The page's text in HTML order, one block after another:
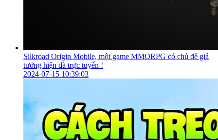
Silkroad Origin Mobile, một game MMORPG có chủ đề giả
tưởng hiện đã trực tuyến !
2024-07-15 10:39:03